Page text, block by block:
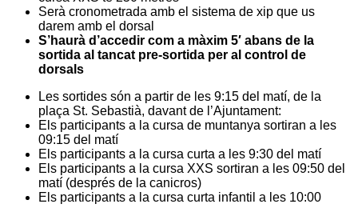
Serà cronometrada amb el sistema de xip que us
darem amb el dorsal
S’haurà d’accedir com a màxim 5′ abans de la
sortida al tancat pre-sortida per al control de
dorsals
Les sortides són a partir de les 9:15 del matí, de la
plaça St. Sebastià, davant de l’Ajuntament:
Els participants a la cursa de muntanya sortiran a les
09:15 del matí
Els participants a la cursa curta a les 9:30 del matí
Els participants a la cursa XXS sortiran a les 09:50 del
matí (després de la canicros)
Els participants a la cursa curta infantil a les 10:00